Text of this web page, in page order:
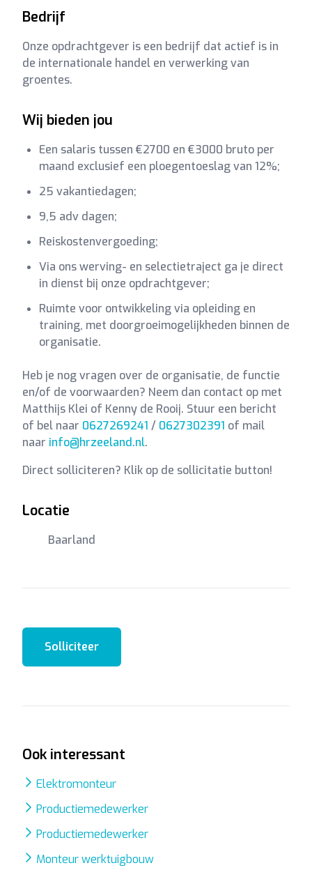
Bedrijf
Onze opdrachtgever is een bedrijf dat actief is in
de internationale handel en verwerking van
groentes.
Wij bieden jou
Een salaris tussen €2700 en €3000 bruto per
maand exclusief een ploegentoeslag van 12%;
25 vakantiedagen;
9,5 adv dagen;
Reiskostenvergoeding;
Via ons werving- en selectietraject ga je direct
in dienst bij onze opdrachtgever;
Ruimte voor ontwikkeling via opleiding en
training, met doorgroeimogelijkheden binnen de
organisatie.
Heb je nog vragen over de organisatie, de functie
en/of de voorwaarden? Neem dan contact op met
Matthijs Klei of Kenny de Rooij. Stuur een bericht
of bel naar 0627269241 / 0627302391 of mail
naar info@hrzeeland.nl.
Direct solliciteren? Klik op de sollicitatie button!
Locatie
Baarland
Solliciteer
Ook interessant
Elektromonteur
Productiemedewerker
Productiemedewerker
Monteur werktuigbouw